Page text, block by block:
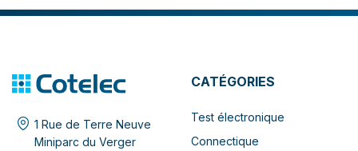
1 Rue de Terre Neuve
Miniparc du Verger
CATÉGORIES
Test électronique
Connectique